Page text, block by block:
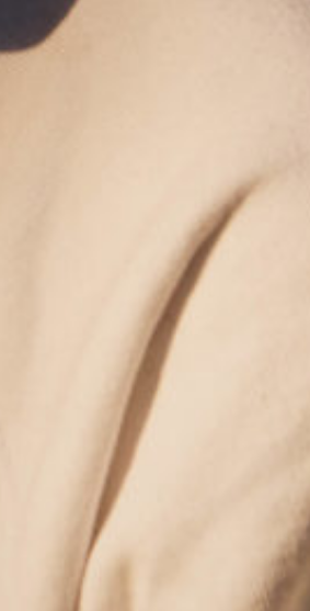
@TROMSØ - INSOMNIA
FESTIVAL 2026